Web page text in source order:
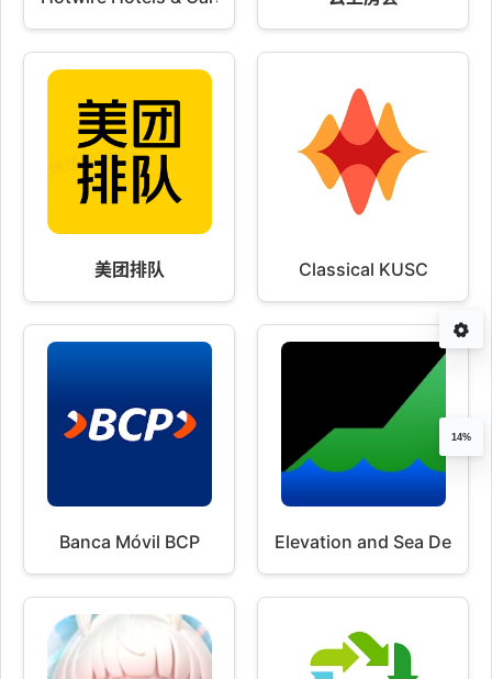
美团排队 Classical KUSC
Banca Móvil BCP Elevation and Sea Depth
14%